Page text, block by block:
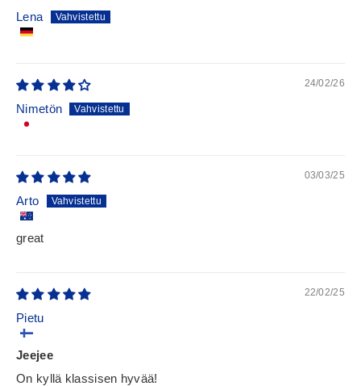
Lena
24/02/26
Nimetön
03/03/25
Arto
great
22/02/25
Pietu
Jeejee
On kyllä klassisen hyvää!